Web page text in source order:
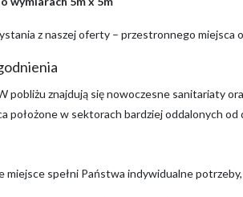
z naszej oferty – przestronnego miejsca
pobliżu znajdują się nowoczesne sanitariaty
położone w sektorach bardziej oddalonych
miejsce spełni Państwa indywidualne